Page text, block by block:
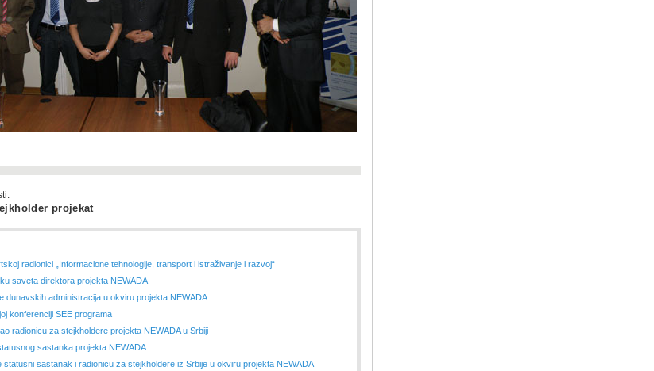
projekat
radionici „Informacione tehnologije, transport i istraživanje i razvoj“
saveta direktora projekta NEWADA
dunavskih administracija u okviru projekta NEWADA
konferenciji SEE programa
radionicu za stejkholdere projekta NEWADA u Srbiji
sastanka projekta NEWADA
statusni sastanak i radionicu za stejkholdere iz Srbije u okviru projekta NEWADA